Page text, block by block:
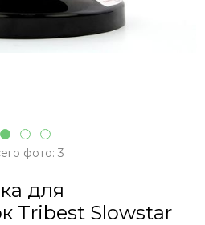
фото: 3
для
Tribest Slowstar